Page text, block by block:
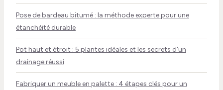
Pose de bardeau bitumé : la méthode experte pour une
étanchéité durable
Pot haut et étroit : 5 plantes idéales et les secrets d'un
drainage réussi
Fabriquer un meuble en palette : 4 étapes clés pour un